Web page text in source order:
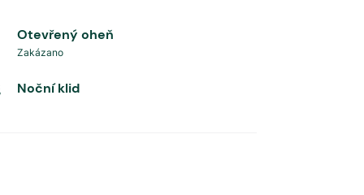
Otevřený oheň
Zakázano
Noční klid